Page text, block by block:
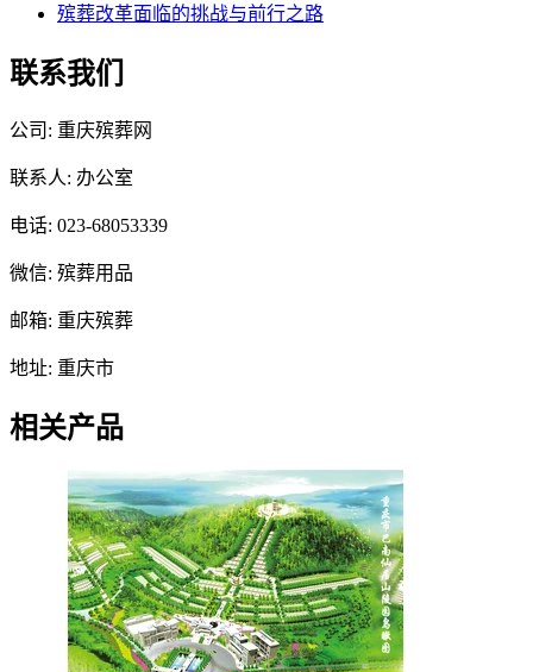
殡葬改革面临的挑战与前行之路
联系我们
公司: 重庆殡葬网
联系人: 办公室
电话: 023-68053339
微信: 殡葬用品
邮箱: 重庆殡葬
地址: 重庆市
相关产品